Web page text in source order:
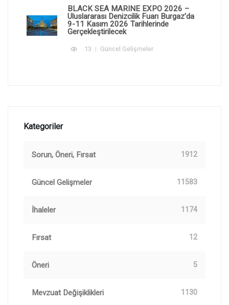
BLACK SEA MARINE EXPO 2026 –
Uluslararası Denizcilik Fuarı Burgaz'da
9-11 Kasım 2026 Tarihlerinde
Gerçekleştirilecek
13 Güncel Gelişmeler
Kategoriler
Sorun, Öneri, Fırsat 1912
Güncel Gelişmeler 11583
İhaleler 1174
Fırsat 12
Öneri 5
Mevzuat Değişiklikleri 1130